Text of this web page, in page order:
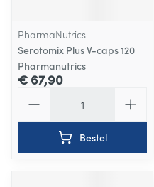
PharmaNutrics
Serotomix Plus V-caps 120
Pharmanutrics
€ 67,90
Bestel